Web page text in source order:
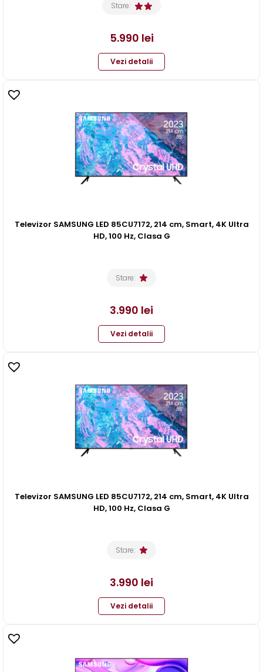
Stare:
5.990 lei
Vezi detalii
Televizor SAMSUNG LED 85CU7172, 214 cm, Smart, 4K Ultra
HD, 100 Hz, Clasa G
Stare:
3.990 lei
Vezi detalii
Televizor SAMSUNG LED 85CU7172, 214 cm, Smart, 4K Ultra
HD, 100 Hz, Clasa G
Stare:
3.990 lei
Vezi detalii